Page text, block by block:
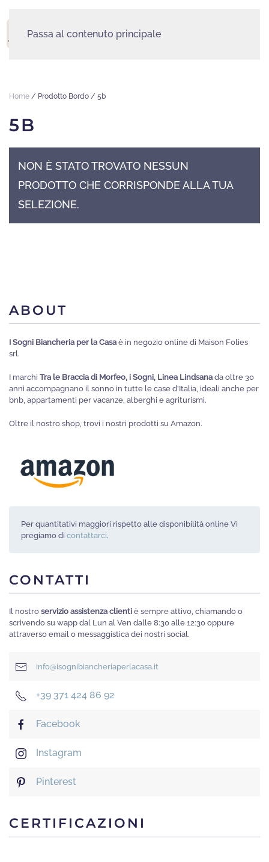
Passa al contenuto principale
Home / Prodotto Bordo / 5b
5B
NON È STATO TROVATO NESSUN
PRODOTTO CHE CORRISPONDE ALLA TUA
SELEZIONE.
ABOUT
I Sogni Biancheria per la Casa è in negozio online di Maison Folies
srl.
I marchi Tra le Braccia di Morfeo, i Sogni, Linea Lindsana da oltre 30
anni accompagnano il sonno in tutte le case d'Italia, ideali anche per
bnb, appartamenti per vacanze, alberghi e agriturismi.
Oltre il nostro shop, trovi i nostri prodotti su Amazon.
Per quantitativi maggiori rispetto alle disponibilità online Vi
pregiamo di contattarci.
CONTATTI
Il nostro servizio assistenza clienti è sempre attivo, chiamando o
scrivendo su wapp dal Lun al Ven dalle 8:30 alle 12:30 oppure
attraverso email o messaggistica dei nostri social.
info@isognibiancheriaperlacasa.it
+39 371 424 86 92
Facebook
Instagram
Pinterest
CERTIFICAZIONI